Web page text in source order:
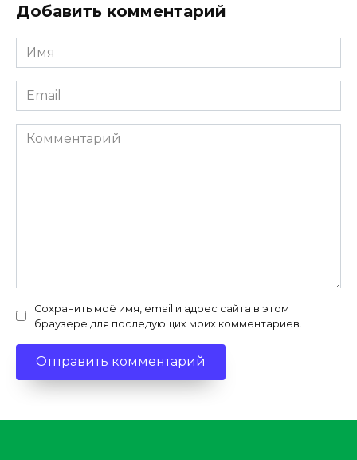
Добавить комментарий
Имя
*
Email
*
Комментарий
Сохранить моё имя, email и адрес сайта в этом
браузере для последующих моих комментариев.